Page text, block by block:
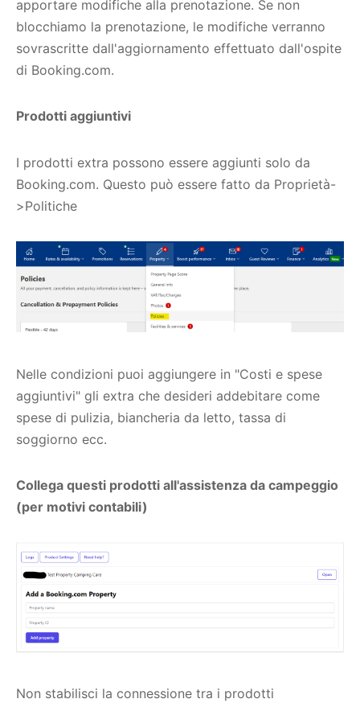
apportare modifiche alla prenotazione. Se non
blocchiamo la prenotazione, le modifiche verranno
sovrascritte dall'aggiornamento effettuato dall'ospite
di Booking.com.
Prodotti aggiuntivi
I prodotti extra possono essere aggiunti solo da
Booking.com. Questo può essere fatto da Proprietà-
>Politiche
Nelle condizioni puoi aggiungere in "Costi e spese
aggiuntivi" gli extra che desideri addebitare come
spese di pulizia, biancheria da letto, tassa di
soggiorno ecc.
Collega questi prodotti all'assistenza da campeggio
(per motivi contabili)
Non stabilisci la connessione tra i prodotti